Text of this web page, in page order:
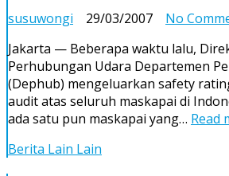
susuwongi 29/03/2007 No
Jakarta — Beberapa waktu lalu,
Perhubungan Udara Departemen
(Dephub) mengeluarkan safety
audit atas seluruh maskapai di
ada satu pun maskapai yang… Read
Berita Lain Lain